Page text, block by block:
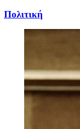
Πολιτική